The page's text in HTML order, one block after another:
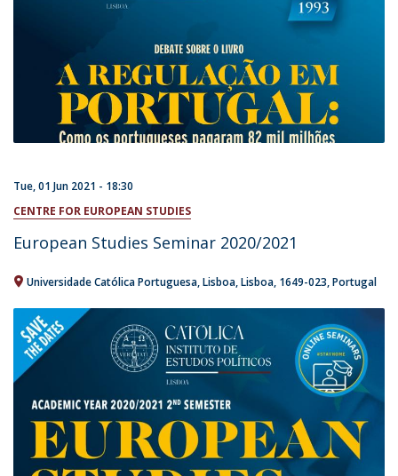
Tue, 01 Jun 2021 - 18:30
CENTRE FOR EUROPEAN STUDIES
European Studies Seminar 2020/2021
Universidade Católica Portuguesa Lisboa Lisboa 1649-023 Portugal